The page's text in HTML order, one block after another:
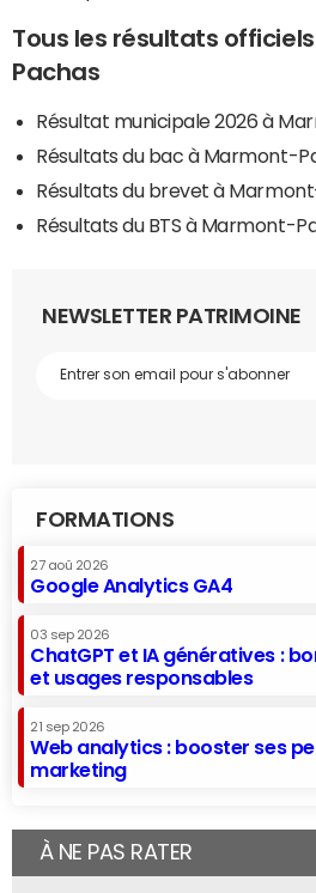
Tous les résultats
Pachas
Résultat municipale 2026 à
Résultats du bac à Marmont-
Résultats du brevet à
Résultats du BTS à Marmont-
NEWSLETTER PATRIMOINE
FORMATIONS
27 aoû 2026
Google Analytics GA4
03 sep 2026
ChatGPT et IA génératives :
et usages responsables
21 sep 2026
Web analytics : booster ses
marketing
À NE PAS RATER